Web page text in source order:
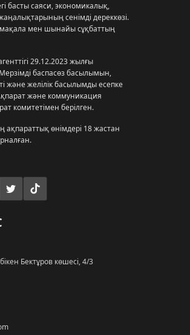
басты саяси, экономикалық,
сенімді дереккөзі.
мақала мен шынайы сұқбаттың
29.12.2023 жылғы
баспасөз басылымын,
және желілік басылымды есепке
және коммуникация
комитетімен берілген.
ақпараттық өнімдері 18 жастан
Бектұров көшесі, 4/3